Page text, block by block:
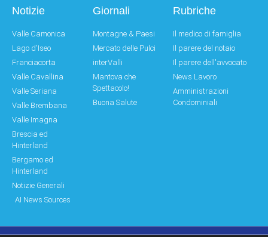
Notizie
Valle Camonica
Lago d'Iseo
Franciacorta
Valle Cavallina
Valle Seriana
Valle Brembana
Valle Imagna
Brescia ed
Hinterland
Bergamo ed
Hinterland
Notizie Generali
AI News Sources
Giornali
Montagne & Paesi
Mercato delle Pulci
interValli
Mantova che
Spettacolo!
Buona Salute
Rubriche
Il medico di famiglia
Il parere del notaio
Il parere dell'avvocato
News Lavoro
Amministrazioni
Condominiali